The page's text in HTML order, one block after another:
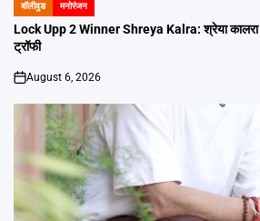
POSTED
IN
बॉलीवुड मनोरंजन
Lock Upp 2 Winner Shreya Kalra: श्रेया कालरा
ट्रॉफी
on
August 6, 2026